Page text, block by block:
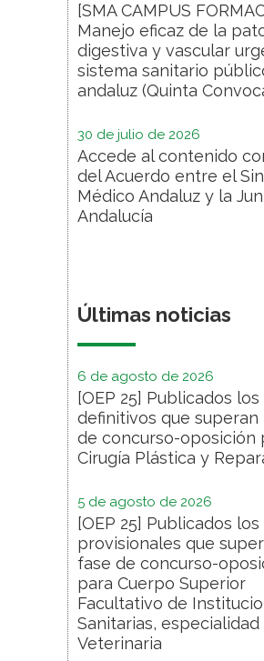
[SMA CAMPUS
Manejo eficaz de la
digestiva y vascular
sistema sanitario
andaluz (Quinta
30 de julio de 2026
Accede al contenido
del Acuerdo entre el
Médico Andaluz y la
Andalucía
Últimas noticias
6 de agosto de 2026
[OEP 25] Publicados
definitivos que superan
de concurso-oposición
Cirugía Plástica y
5 de agosto de 2026
[OEP 25] Publicados
provisionales que
fase de concurso-
para Cuerpo Superior
Facultativo de
Sanitarias, especialidad
Veterinaria